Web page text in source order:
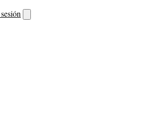
buscador